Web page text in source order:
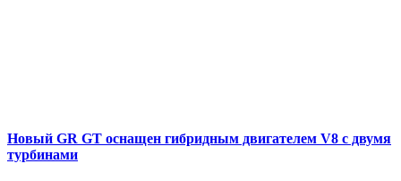
Новый GR GT оснащен гибридным двигателем V8 с двумя
турбинами